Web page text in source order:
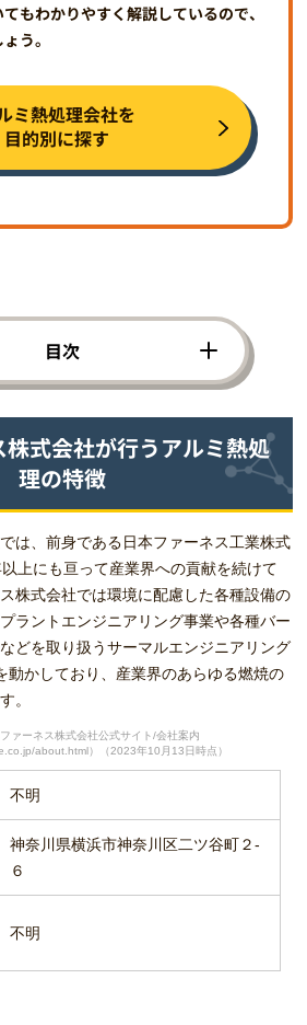
もわかりやすく解説しているので、
う。
ミ熱処理会社を
目的別に探す
目次
式会社が行うアルミ熱処
理の特徴
は、前身である日本ファーネス工業株式
上にも亘って産業界への貢献を続けて
株式会社では環境に配慮した各種設備の
ラントエンジニアリング事業や各種バー
どを取り扱うサーマルエンジニアリング
動かしており、産業界のあらゆる燃焼の
。
ァーネス株式会社公式サイト/会社案内
about.html）（2023年10月13日時点）
不明
神奈川県横浜市神奈川区二ツ谷町２-
６
不明